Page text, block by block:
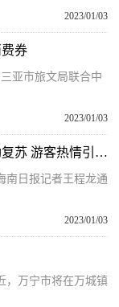
2023/01/03
券
亚市旅文局联合中
2023/01/03
世界今头条！元旦假期三亚旅游市场强劲复苏 游客热情引燃冬日鹿城
南日报记者王程龙通
2023/01/03
，万宁市将在万城镇